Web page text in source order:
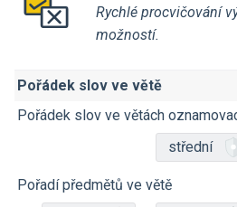
Rychlé procvičování
možností.
Pořádek slov ve větě
Pořádek slov ve větách
střední
Pořadí předmětů ve větě